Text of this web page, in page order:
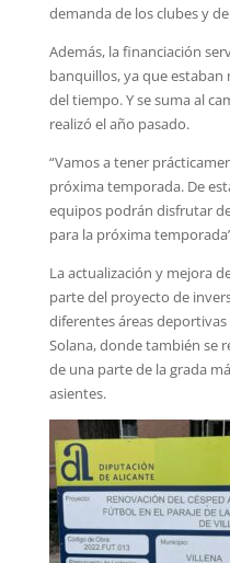
demanda de los clubes y
Además, la financiación
banquillos, ya que
del tiempo. Y se suma al
realizó el año pasado.
“Vamos a tener
próxima temporada. De
equipos podrán disfrutar
para la próxima
La actualización y mejora
parte del proyecto de
diferentes áreas
Solana, donde también se
de una parte de la grada
asientes.